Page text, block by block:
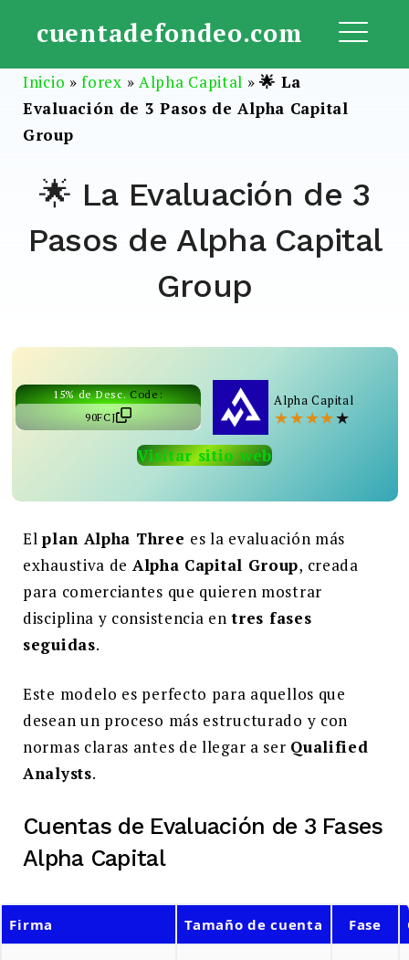
contenido
cuentadefondeo.com
Buscar:
Inicio »forex » Alpha Capital »🌟 La
Evaluación de 3 Pasos de Alpha Capital
Group
🌟 La Evaluación de 3
Pasos de Alpha Capital
Group
15% de Desc.Code:
90FCJ
Alpha Capital
★★★★★
Visitar sitio web
Elplan Alpha Three es la evaluación más
exhaustiva de Alpha Capital Group, creada
para comerciantes que quieren mostrar
disciplina y consistencia en tres fases
seguidas.
Este modelo es perfecto para aquellos que
desean un proceso más estructurado y con
normas claras antes de llegar a ser Qualified
Analysts.
Cuentas de Evaluación de 3 Fases
Alpha Capital
Firma Tamaño de cuenta Fase